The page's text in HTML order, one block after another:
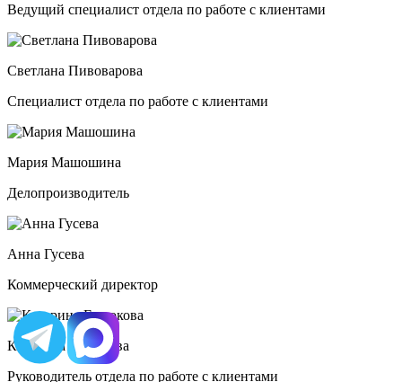
Ведущий специалист отдела по работе с клиентами
Светлана Пивоварова
Специалист отдела по работе с клиентами
Мария Машошина
Делопроизводитель
Анна Гусева
Коммерческий директор
Катерина Евсюкова
Руководитель отдела по работе с клиентами